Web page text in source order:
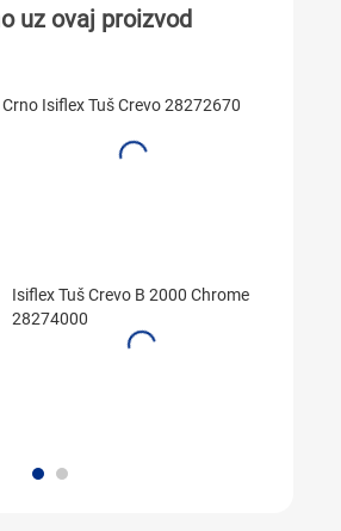
uz ovaj proizvod
Crno Isiflex Tuš Crevo 28272670
Isiflex Tuš Crevo B 2000 Chrome
28274000